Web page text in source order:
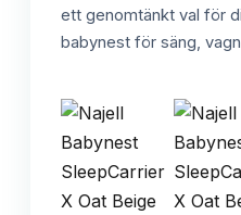
ett genomtänkt val för
babynest för säng,